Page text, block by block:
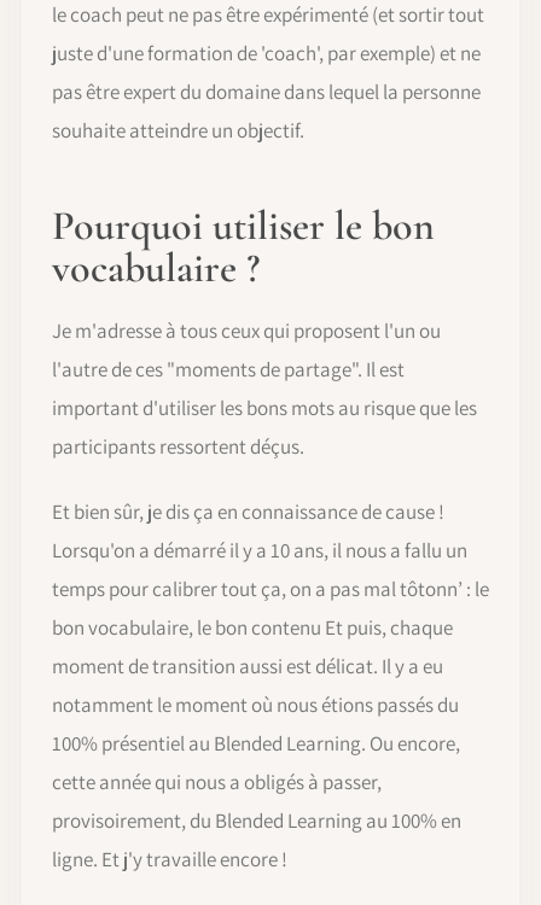
le coach peut ne pas être expérimenté (et sortir tout
juste d'une formation de 'coach', par exemple) et ne
pas être expert du domaine dans lequel la personne
souhaite atteindre un objectif.
Pourquoi utiliser le bon
vocabulaire ?
Je m'adresse à tous ceux qui proposent l'un ou
l'autre de ces "moments de partage". Il est
important d'utiliser les bons mots au risque que les
participants ressortent déçus.
Et bien sûr, je dis ça en connaissance de cause !
Lorsqu'on a démarré il y a 10 ans, il nous a fallu un
temps pour calibrer tout ça, on a pas mal tôtonn’ : le
bon vocabulaire, le bon contenu Et puis, chaque
moment de transition aussi est délicat. Il y a eu
notamment le moment où nous étions passés du
100% présentiel au Blended Learning. Ou encore,
cette année qui nous a obligés à passer,
provisoirement, du Blended Learning au 100% en
ligne. Et j'y travaille encore !